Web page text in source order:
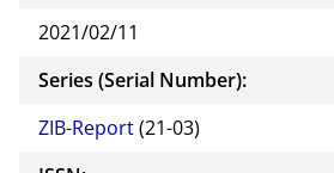
2021/02/11
Series (Serial Number):
ZIB-Report(21-03)